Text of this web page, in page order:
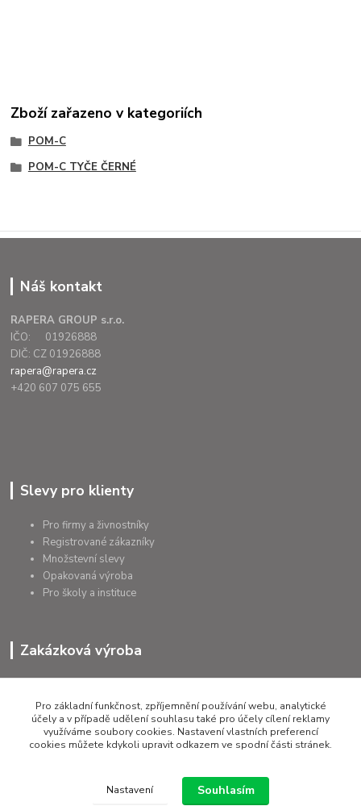
Zboží zařazeno v kategoriích
POM-C
POM-C TYČE ČERNÉ
Náš kontakt
RAPERA GROUP s.r.o.
IČO: 01926888
DIČ: CZ 01926888
rapera@rapera.cz
+420 607 075 655
Slevy pro klienty
Pro firmy a živnostníky
Registrované zákazníky
Množstevní slevy
Opakovaná výroba
Pro školy a instituce
Zakázková výroba
Přířezy na míru
Tolerance dle požadavků
Atesty
Poradenství
Pro základní funkčnost, zpříjemnění používání webu, analytické
účely a v případě udělení souhlasu také pro účely cílení reklamy
využíváme soubory cookies. Nastavení vlastních preferencí
cookies můžete kdykoli upravit odkazem ve spodní části stránek.
Nastavení Souhlasím